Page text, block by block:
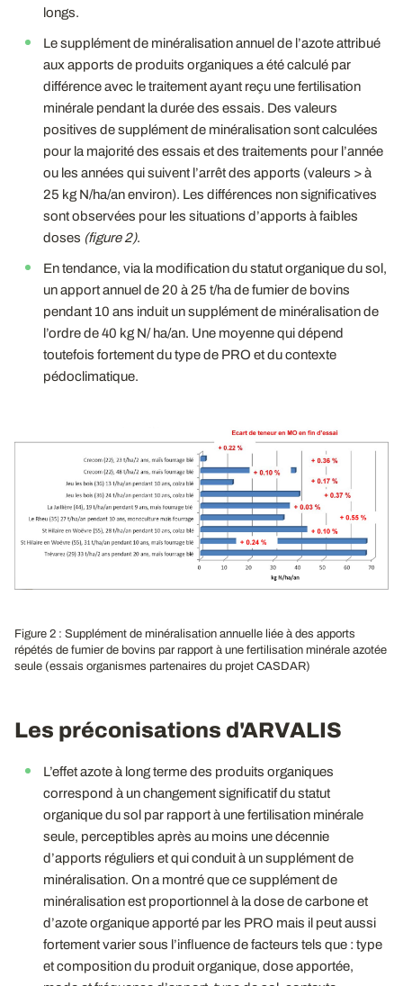
longs.
Le supplément de minéralisation annuel de l’azote attribué
aux apports de produits organiques a été calculé par
différence avec le traitement ayant reçu une fertilisation
minérale pendant la durée des essais. Des valeurs
positives de supplément de minéralisation sont calculées
pour la majorité des essais et des traitements pour l’année
ou les années qui suivent l’arrêt des apports (valeurs > à
25 kg N/ha/an environ). Les différences non significatives
sont observées pour les situations d’apports à faibles
doses (figure 2).
En tendance, via la modification du statut organique du sol,
un apport annuel de 20 à 25 t/ha de fumier de bovins
pendant 10 ans induit un supplément de minéralisation de
l’ordre de 40 kg N/ ha/an. Une moyenne qui dépend
toutefois fortement du type de PRO et du contexte
pédoclimatique.
Figure 2 : Supplément de minéralisation annuelle liée à des apports
répétés de fumier de bovins par rapport à une fertilisation minérale azotée
seule (essais organismes partenaires du projet CASDAR)
Les préconisations d'ARVALIS
L’effet azote à long terme des produits organiques
correspond à un changement significatif du statut
organique du sol par rapport à une fertilisation minérale
seule, perceptibles après au moins une décennie
d’apports réguliers et qui conduit à un supplément de
minéralisation. On a montré que ce supplément de
minéralisation est proportionnel à la dose de carbone et
d’azote organique apporté par les PRO mais il peut aussi
fortement varier sous l’influence de facteurs tels que : type
et composition du produit organique, dose apportée,